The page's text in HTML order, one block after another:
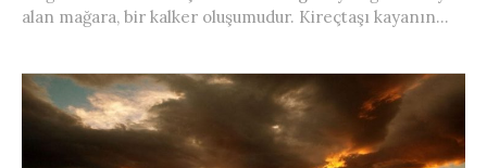
alan mağara, bir kalker oluşumudur. Kireçtaşı kayanın...